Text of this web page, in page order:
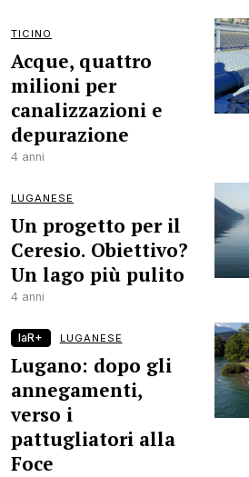
TICINO
Acque, quattro
milioni per
canalizzazioni e
depurazione
4 anni
LUGANESE
Un progetto per il
Ceresio. Obiettivo?
Un lago più pulito
4 anni
laR+ LUGANESE
Lugano: dopo gli
annegamenti,
verso i
pattugliatori alla
Foce